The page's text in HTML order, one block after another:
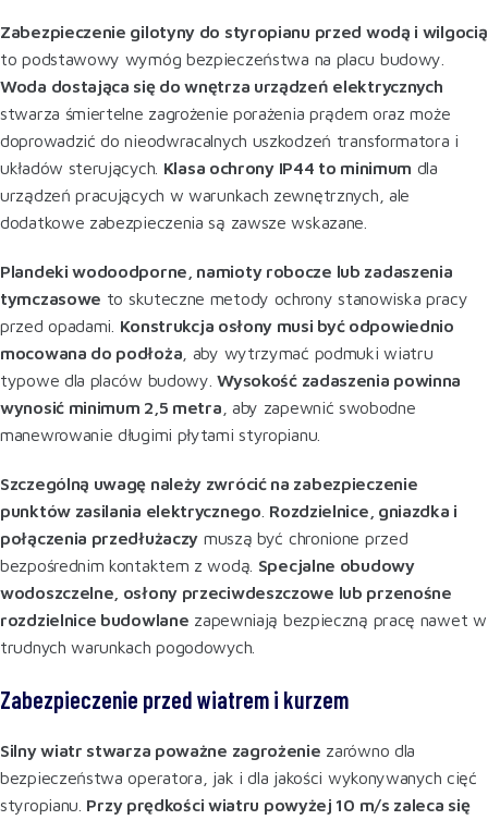
Zabezpieczenie gilotyny do styropianu przed wodą i wilgocią
to podstawowy wymóg bezpieczeństwa na placu budowy.
Woda dostająca się do wnętrza urządzeń elektrycznych
stwarza śmiertelne zagrożenie porażenia prądem oraz może
doprowadzić do nieodwracalnych uszkodzeń transformatora i
układów sterujących Klasa ochrony IP44 to minimum dla
urządzeń pracujących w warunkach zewnętrznych, ale
dodatkowe zabezpieczenia są zawsze wskazane
Plandeki wodoodporne, namioty robocze lub zadaszenia
tymczasowe to skuteczne metody ochrony stanowiska pracy
przed opadami. Konstrukcja osłony musi być odpowiednio
mocowana do podłoża , aby wytrzymać podmuki wiatru
typowe dla placów budowy.Wysokość zadaszenia powinna
wynosić minimum 2,5 metra , aby zapewnić swobodne
manewrowanie długimi płytami styropianu
Szczególną uwagę należy zwrócić na zabezpieczenie
punktów zasilania elektrycznego Rozdzielnice, gniazdka i
połączenia przedłużaczy muszą być chronione przed
bezpośrednim kontaktem z wodą. Specjalne obudowy
wodoszczelne, osłony przeciwdeszczowe lub przenośne
rozdzielnice budowlane zapewniają bezpieczną pracę nawet w
trudnych warunkach pogodowych.
Zabezpieczenie przed wiatrem i kurzem
Silny wiatr stwarza poważne zagrożenie zarówno dla
bezpieczeństwa operatora, jak i dla jakości wykonywanych cięć
styropianu. Przy prędkości wiatru powyżej 10 m/s zaleca się